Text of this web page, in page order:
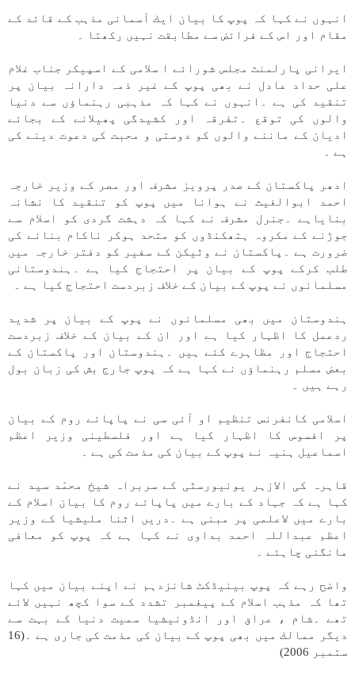
انہوں نے كہا كہ پوپ كا بيان ايك آسمانی مذہب كے قائد كے
مقام اور اس كے فرائض سے مطابقت نہیں ركھتا ۔
ايرانی پارلمنٹ مجلس شورائے ا سلامی كے اسپيكر جناب غلام
علی حداد عادل نے بھی پوپ كے غير ذمہ دارانہ بيان پر
تنقيد كی ہے ۔انہوں نے كہا كہ مذہبی رہنماؤں سے دنيا
والوں كی توقع ۔تفرقہ اور كشيدگی پھيلانے كے بجائے
اديان كے ماننے والوں كو دوستی و محبت كی دعوت دينے كی
ہے ۔
ادھر پاكستان كے صدر پرويز مشرف اور مصر كے وزير خارجہ
احمد ابوالغيث نے ہوانا میں پوپ كو تنقيد كا نشانہ
بناياہے ۔جنرل مشرف نے كہا كہ دہشت گردی كو اسلام سے
جوڑنے كے مكروہ ہتھكنڈوں كو متحد ہوكر ناكام بنانے كی
ضرورت ہے ۔پاكستان نے وٹيكن كے سفير كو دفتر خارجہ میں
طلب كركے پوپ كے بيان پر احتجاج كيا ہے ۔ہندوستانی
مسلمانوں نے پوپ كے بيان كے خلاف زبردست احتجاج كيا ہے ۔
ہندوستان میں بھی مسلمانوں نے پوپ كے بيان پر شديد
ردعمل كا اظہار كيا ہے اور ان كے بيان كے خلاف زبردست
احتجاج اور مظاہرے كئے ہیں ۔ہندوستان اور پاكستان كے
بعض مسلم رہنماؤں نے كہا ہے كہ پوپ جارج بش كی زبان بول
رہے ہیں ۔
اسلامی كانفرنس تنظيم او آئی سی نے پاپائے روم كے بيان
پر افسوس كا اظہار كيا ہے اور فلسطينی وزير اعظم
اسماعيل ہنیہ نے پوپ كے بيان كی مذمت كی ہے ۔
قاہرہ كی الازہر يونيورسٹی كے سربراہ شيخ محمّد سيد نے
كہا ہے كہ جہاد كے بارے میں پاپائے روم كا بيان اسلام كے
بارے میں لاعلمی پر مبنی ہے ۔دریں اثنا مليشيا كے وزير
اعظم عبداللہ احمد بداوی نے كہا ہے كہ پوپ كو معافی
مانگنی چاہئے ۔
واضح رہے كہ پوپ بينیڈكٹ شانزدہم نے اپنے بيان میں كہا
تھا كہ مذہب اسلام كے پيغمبر تشدد كے سوا كچھ نہیں لائے
تھے ۔شام ، عراق اور انڈونيشيا سميت دنيا كے بہت سے
ديگر ممالك میں بھی پوپ كے بيان كی مذمت كی جاری ہے ۔(16
ستمبر 2006)